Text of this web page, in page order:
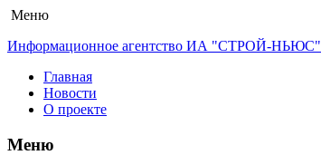
Меню
Информационное агентство ИА "СТРОЙ-НЬЮС"
Главная
Новости
О проекте
Меню